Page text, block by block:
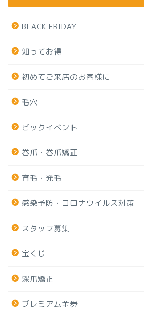
BLACK FRIDAY
知ってお得
初めてご来店のお客様に
毛穴
ビックイベント
巻爪・巻爪矯正
育毛・発毛
感染予防・コロナウイルス対策
スタッフ募集
宝くじ
深爪矯正
プレミアム金券